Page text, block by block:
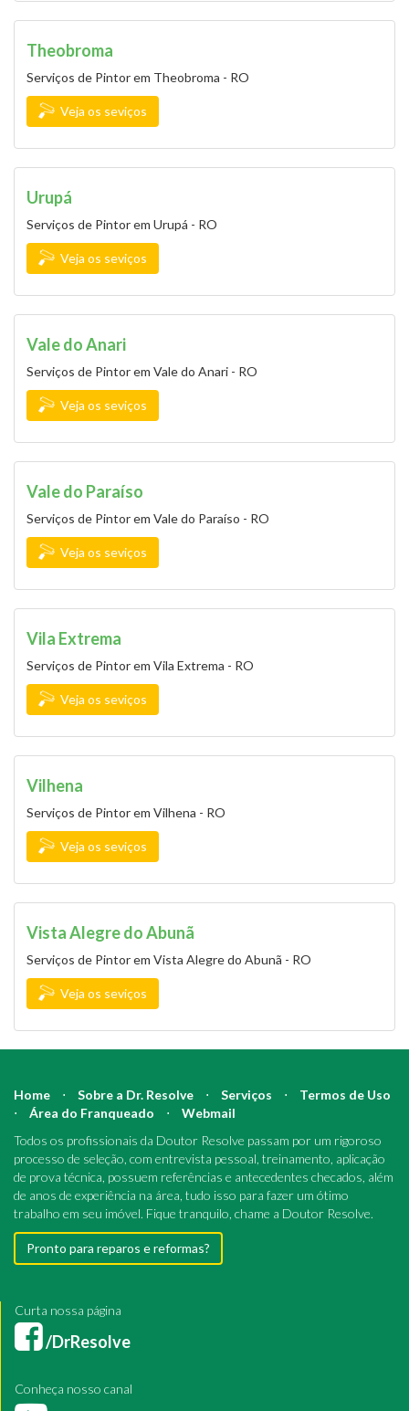
Theobroma
Serviços de Pintor em Theobroma - RO
Veja os seviços
Urupá
Serviços de Pintor em Urupá - RO
Veja os seviços
Vale do Anari
Serviços de Pintor em Vale do Anari - RO
Veja os seviços
Vale do Paraíso
Serviços de Pintor em Vale do Paraíso - RO
Veja os seviços
Vila Extrema
Serviços de Pintor em Vila Extrema - RO
Veja os seviços
Vilhena
Serviços de Pintor em Vilhena - RO
Veja os seviços
Vista Alegre do Abunã
Serviços de Pintor em Vista Alegre do Abunã - RO
Veja os seviços
Home ⋅ Sobre a Dr. Resolve ⋅ Serviços ⋅
Termos de Uso
⋅
Área do Franqueado ⋅
Webmail
Todos os profissionais da Doutor Resolve passam por um rigoroso
processo de seleção, com entrevista pessoal, treinamento, aplicação
de prova técnica, possuem referências e antecedentes checados, além
de anos de experiência na área, tudo isso para fazer um ótimo
trabalho em seu imóvel. Fique tranquilo, chame a Doutor Resolve.
Pronto para reparos e reformas?
Curta nossa página
/DrResolve
Conheça nosso canal